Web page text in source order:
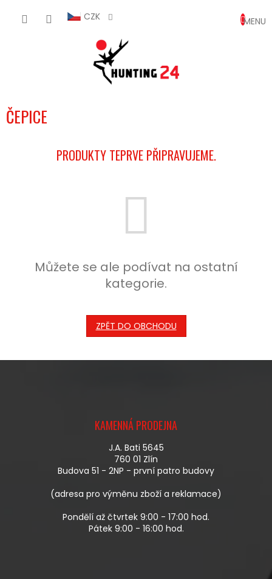
CZK
KOŠÍK
ČEPICE
PRODUKTY TEPRVE PŘIPRAVUJEME.
Můžete se ale podívat na ostatní
kategorie.
ZPĚT DO OBCHODU
KAMENNÁ PRODEJNA
J.A. Bati 5645
760 01 Zlín
Budova 51 - 2NP - první patro budovy
(adresa pro výměnu zboží a reklamace)
Pondělí až čtvrtek 9:00 - 17:00 hod.
Pátek 9:00 - 16:00 hod.